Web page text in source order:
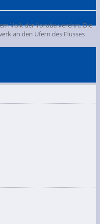
Volk der Yoruba verehrt. Die
an den Ufern des Flusses